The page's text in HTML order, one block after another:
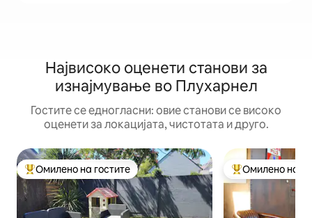
Највисоко оценети станови за
изнајмување во Плухарнел
Гостите се едногласни: овие станови се високо
оценети за локацијата, чистотата и друго.
Меѓу најуспешните „Омилени на гостите“
Омилено на гостите Меѓу
Омилено на